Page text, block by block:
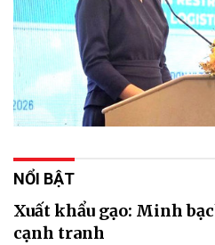
NỔI BẬT
Xuất khẩu gạo: Minh
cạnh tranh